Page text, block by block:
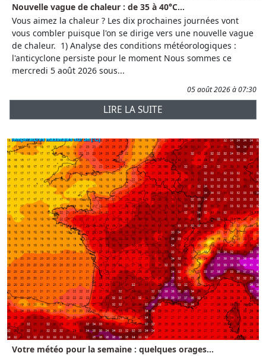
Nouvelle vague de chaleur : de 35 à 40°C...
Vous aimez la chaleur ? Les dix prochaines journées vont
vous combler puisque l'on se dirige vers une nouvelle vague
de chaleur. 1) Analyse des conditions météorologiques :
l'anticyclone persiste pour le moment Nous sommes ce
mercredi 5 août 2026 sous...
05 août 2026 à 07:30
LIRE LA SUITE
Votre météo pour la semaine : quelques orages...